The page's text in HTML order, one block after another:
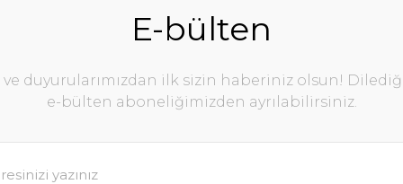
E-bülten
ve duyurularımızdan ilk sizin haberiniz olsun!
e-bülten aboneliğimizden ayrılabilirsiniz.